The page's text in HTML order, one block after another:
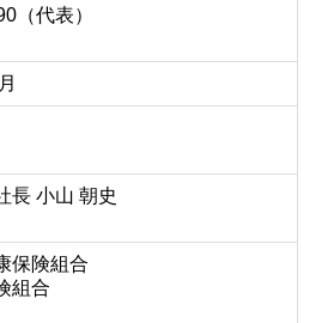
（代表）
長 小山 朝史
保険組合
組合